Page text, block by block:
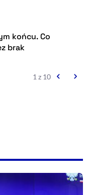
nowym oknie
problem
, otwiera się w
końcu. Co
brak
1 z 10